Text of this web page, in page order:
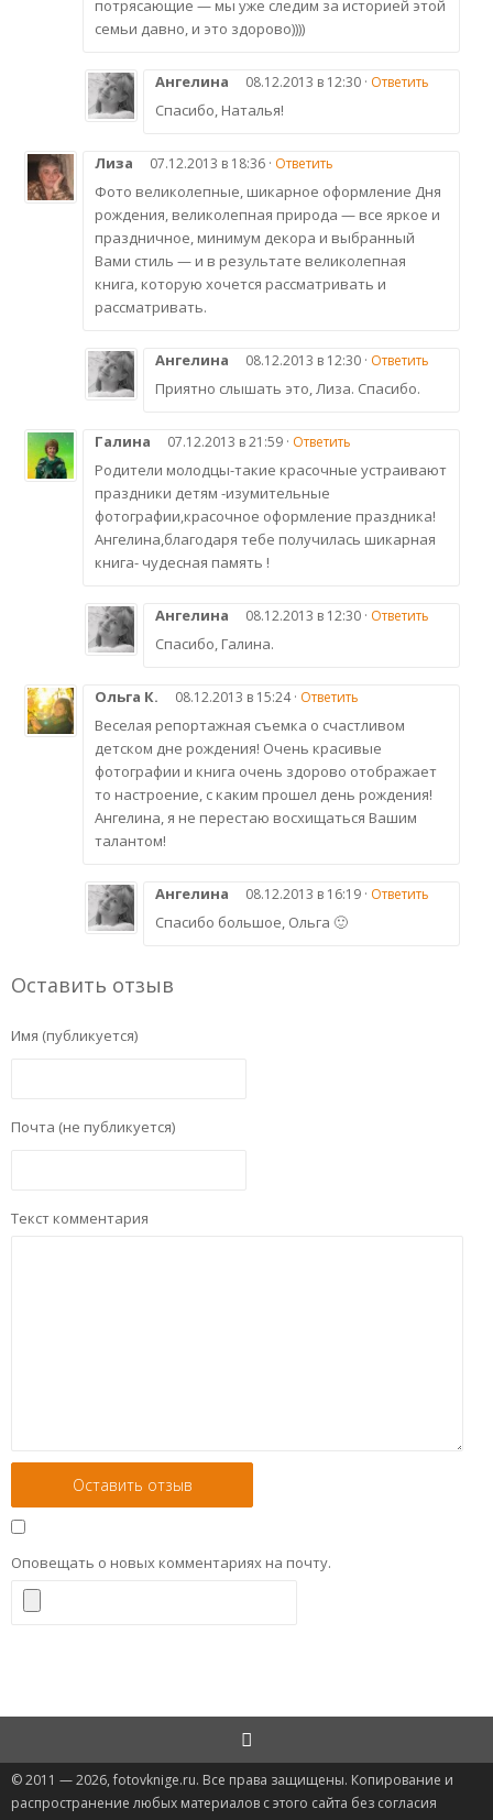
потрясающие — мы уже следим за историей этой
семьи давно, и это здорово))))
Ангелина 08.12.2013 в 12:30 · Ответить
Спасибо, Наталья!
Лиза 07.12.2013 в 18:36 · Ответить
Фото великолепные, шикарное оформление Дня
рождения, великолепная природа — все яркое и
праздничное, минимум декора и выбранный
Вами стиль — и в результате великолепная
книга, которую хочется рассматривать и
рассматривать.
Ангелина 08.12.2013 в 12:30 · Ответить
Приятно слышать это, Лиза. Спасибо.
Галина 07.12.2013 в 21:59 · Ответить
Родители молодцы-такие красочные устраивают
праздники детям -изумительные
фотографии,красочное оформление праздника!
Ангелина,благодаря тебе получилась шикарная
книга- чудесная память !
Ангелина 08.12.2013 в 12:30 · Ответить
Спасибо, Галина.
Ольга К. 08.12.2013 в 15:24 · Ответить
Веселая репортажная съемка о счастливом
детском дне рождения! Очень красивые
фотографии и книга очень здорово отображает
то настроение, с каким прошел день рождения!
Ангелина, я не перестаю восхищаться Вашим
талантом!
Ангелина 08.12.2013 в 16:19 · Ответить
Спасибо большое, Ольга 🙂
Оставить отзыв
Имя (публикуется)
Почта (не публикуется)
Текст комментария
Оповещать о новых комментариях на почту.
© 2011 — 2026, fotovknige.ru. Все права защищены. Копирование и
распространение любых материалов с этого сайта без согласия